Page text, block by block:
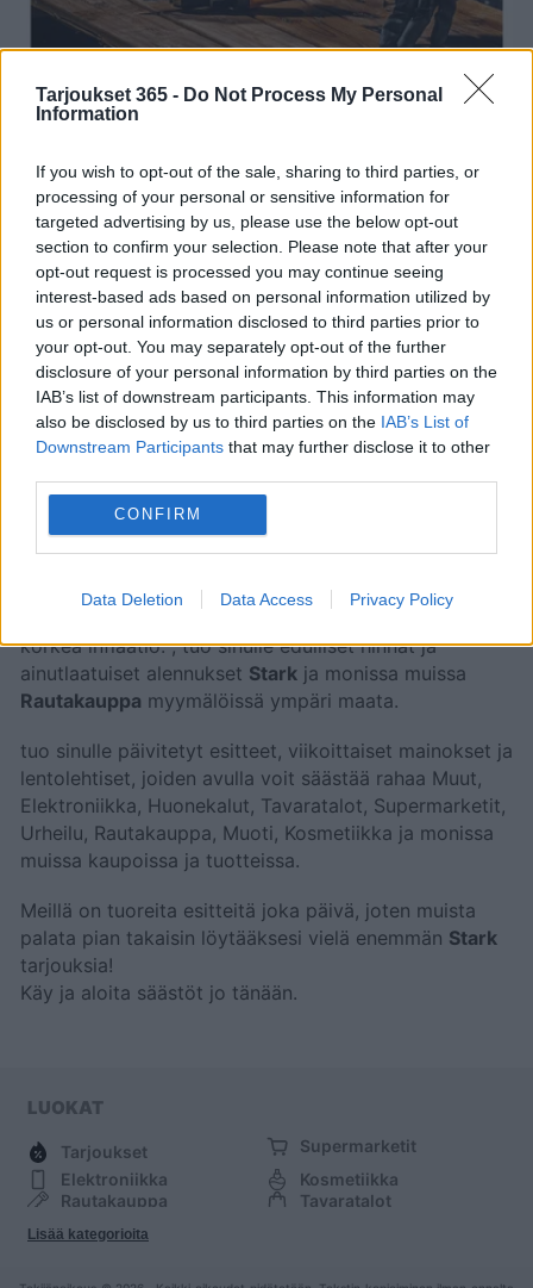
Tarjoukset 365 - Do Not Process My Personal
Information
If you wish to opt-out of the sale, sharing to third parties, or
processing of your personal or sensitive information for
targeted advertising by us, please use the below opt-out
section to confirm your selection. Please note that after your
opt-out request is processed you may continue seeing
interest-based ads based on personal information utilized by
us or personal information disclosed to third parties prior to
your opt-out. You may separately opt-out of the further
disclosure of your personal information by third parties on the
IAB’s list of downstream participants. This information may
also be disclosed by us to third parties on the IAB’s List of
Downstream Participants that may further disclose it to other
CONFIRM
Data Deletion Data Access Privacy Policy
1 2 ... 16 17
Uusin Stark-esite on täällä!
Uusi Stark-esite on voimassa 8. toukokuuta 2026
23. toukokuuta 2026 . Yli16 sivuatarjouksia,
kampanjoita ja alennuksia, joista löydät
hämmästyttäviä tapoja säästää rahaaRautakauppa
tuotteissa.
Yrityksen päätuotteet koostuvat lumenluomis- ja
harjausvälineistöstä kiinteistönvälitykseen, teille,
teollisuus- ja urbaanialueiden ylläpidossa sekä traktori
trailereille ja kaivinkoneille maanluomistöissä.Stark
on laaja tuotevalikoima joka koostuu auroista,
harjoista, hiekan levittäjistä, lumiämpäreistä,
tienvetäjistä, kaivinkone ämpäreistä ja traktori
trailereista muiden joukossa.
Stark läheltäsi ja hyödynnä kaikki edut saadaksesi
korkea inflaatio., tuo sinulle edulliset hinnat ja
ainutlaatuiset alennukset Stark ja monissa muissa
Rautakauppa myymälöissä ympäri maata.
tuo sinulle päivitetyt esitteet, viikoittaiset mainokset ja
lentolehtiset, joiden avulla voit säästää rahaa Muut,
Elektroniikka, Huonekalut, Tavaratalot, Supermarketit,
Urheilu, Rautakauppa, Muoti, Kosmetiikka ja monissa
muissa kaupoissa ja tuotteissa.
Meillä on tuoreita esitteitä joka päivä, joten muista
palata pian takaisin löytääksesi vielä enemmän Stark
tarjouksia!
Käy ja aloita säästöt jo tänään.
LUOKAT
Tarjoukset
Supermarketit
Elektroniikka
Kosmetiikka
Rautakauppa
Tavaratalot
Urheilu
Lisää kategorioita